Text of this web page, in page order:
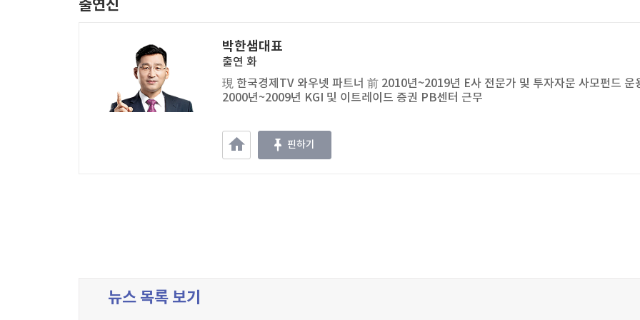
출연진
박한샘대표
출연 화
現 한국경제TV 와우넷 파트너 前 2010년~2019년 E사 전문가 및 투자자문 사모펀드 운
2000년~2009년 KGI 및 이트레이드 증권 PB센터 근무
핀하기
뉴스 목록 보기